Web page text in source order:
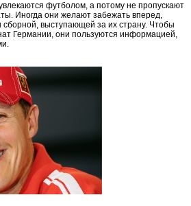
футболом, а потому не пропускают
Иногда они желают забежать вперед,
выступающей за их страну. Чтобы
Германии, они пользуются информацией,